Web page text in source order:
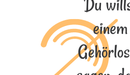
Du
einem